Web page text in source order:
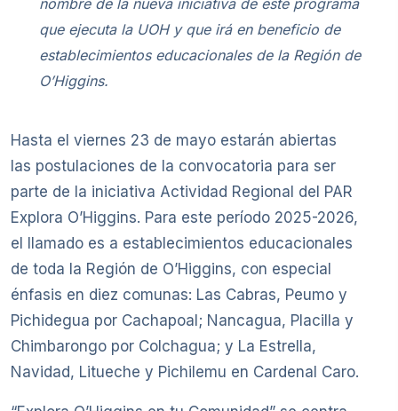
que ejecuta la UOH y que irá en beneficio de
establecimientos educacionales de la Región de
O’Higgins.
Hasta el viernes 23 de mayo estarán abiertas
las postulaciones de la convocatoria para ser
parte de la iniciativa Actividad Regional del PAR
Explora O’Higgins. Para este período 2025-2026,
el llamado es a establecimientos educacionales
de toda la Región de O’Higgins, con especial
énfasis en diez comunas: Las Cabras, Peumo y
Pichidegua por Cachapoal; Nancagua, Placilla y
Chimbarongo por Colchagua; y La Estrella,
Navidad, Litueche y Pichilemu en Cardenal Caro.